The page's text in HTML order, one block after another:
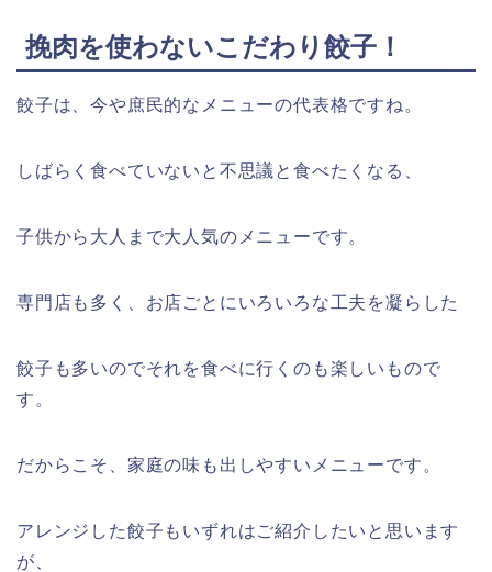
挽肉を使わないこだわり餃子！
餃子は、今や庶民的なメニューの代表格ですね。
しばらく食べていないと不思議と食べたくなる、
子供から大人まで大人気のメニューです。
専門店も多く、お店ごとにいろいろな工夫を凝らした
餃子も多いのでそれを食べに行くのも楽しいもので
す。
だからこそ、家庭の味も出しやすいメニューです。
アレンジした餃子もいずれはご紹介したいと思います
が、